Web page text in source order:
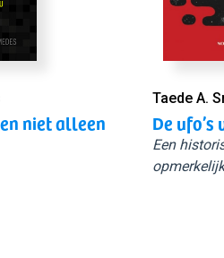
niet alleen
Taede A.
De
Een